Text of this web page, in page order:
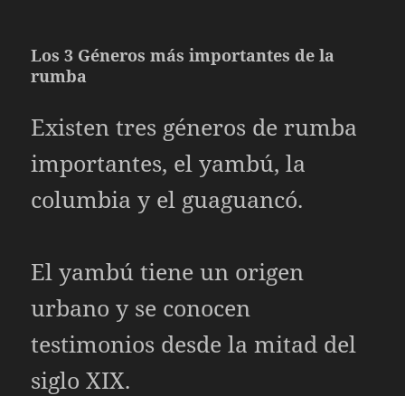
Los 3 Géneros más importantes de la
rumba
Existen tres géneros de rumba
importantes, el yambú, la
columbia y el guaguancó.
El yambú tiene un origen
urbano y se conocen
testimonios desde la mitad del
siglo XIX.